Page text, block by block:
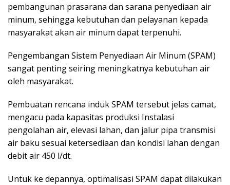
pembangunan prasarana dan sarana penyediaan air
minum, sehingga kebutuhan dan pelayanan kepada
masyarakat akan air minum dapat terpenuhi.
Pengembangan Sistem Penyediaan Air Minum (SPAM)
sangat penting seiring meningkatnya kebutuhan air
oleh masyarakat.
Pembuatan rencana induk SPAM tersebut jelas camat,
mengacu pada kapasitas produksi Instalasi
pengolahan air, elevasi lahan, dan jalur pipa transmisi
air baku sesuai ketersediaan dan kondisi lahan dengan
debit air 450 l/dt.
Untuk ke depannya, optimalisasi SPAM dapat dilakukan